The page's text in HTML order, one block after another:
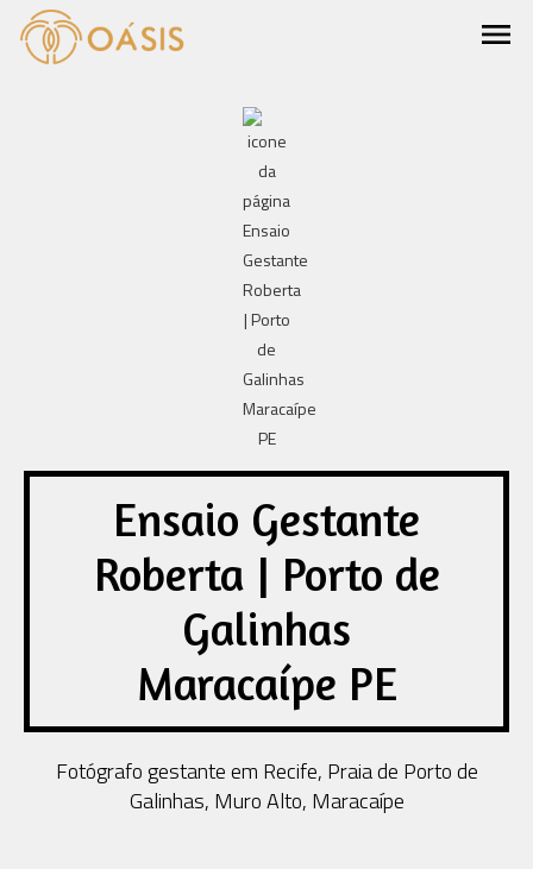
menu
Ensaio Gestante
Roberta | Porto de
Galinhas
Maracaípe PE
Fotógrafo gestante em Recife, Praia de Porto de
Galinhas, Muro Alto, Maracaípe